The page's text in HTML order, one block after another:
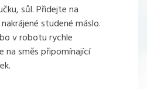
sůl. Přidejte na
studené máslo.
v robotu rychle
na směs připomínající